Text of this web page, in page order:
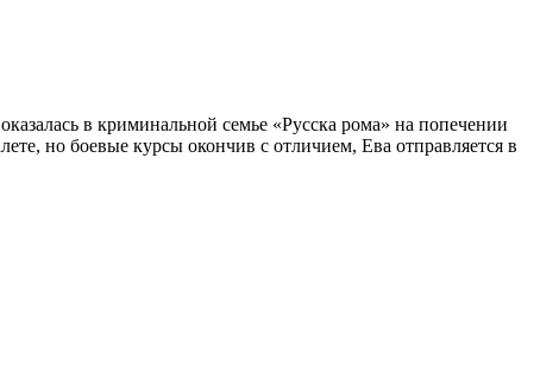
в криминальной семье «Русска рома» на попечении
но боевые курсы окончив с отличием, Ева отправляется в